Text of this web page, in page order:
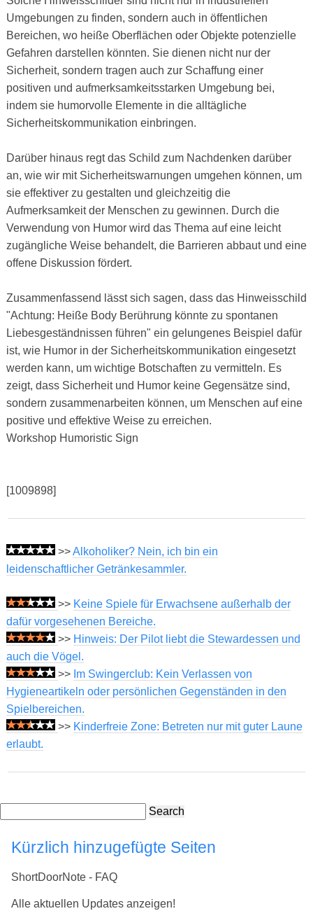
Umgebungen zu finden, sondern auch in öffentlichen
Bereichen, wo heiße Oberflächen oder Objekte potenzielle
Gefahren darstellen könnten. Sie dienen nicht nur der
Sicherheit, sondern tragen auch zur Schaffung einer
positiven und aufmerksamkeitsstarken Umgebung bei,
indem sie humorvolle Elemente in die alltägliche
Sicherheitskommunikation einbringen.
Darüber hinaus regt das Schild zum Nachdenken darüber
an, wie wir mit Sicherheitswarnungen umgehen können, um
sie effektiver zu gestalten und gleichzeitig die
Aufmerksamkeit der Menschen zu gewinnen. Durch die
Verwendung von Humor wird das Thema auf eine leicht
zugängliche Weise behandelt, die Barrieren abbaut und eine
offene Diskussion fördert.
Zusammenfassend lässt sich sagen, dass das Hinweisschild
"Achtung: Heiße Body Berührung könnte zu spontanen
Liebesgeständnissen führen" ein gelungenes Beispiel dafür
ist, wie Humor in der Sicherheitskommunikation eingesetzt
werden kann, um wichtige Botschaften zu vermitteln. Es
zeigt, dass Sicherheit und Humor keine Gegensätze sind,
sondern zusammenarbeiten können, um Menschen auf eine
positive und effektive Weise zu erreichen.
Workshop Humoristic Sign
[1009898]
>>Alkoholiker? Nein, ich bin ein
leidenschaftlicher Getränkesammler.
>> Keine Spiele für Erwachsene außerhalb der
dafür vorgesehenen Bereiche.
>> Hinweis: Der Pilot liebt die Stewardessen und
auch die Vögel.
>> Im Swingerclub: Kein Verlassen von
Hygieneartikeln oder persönlichen Gegenständen in den
Spielbereichen.
>> Kinderfreie Zone: Betreten nur mit guter Laune
erlaubt.
Search
Kürzlich hinzugefügte Seiten
ShortDoorNote - FAQ
Alle aktuellen Updates anzeigen!